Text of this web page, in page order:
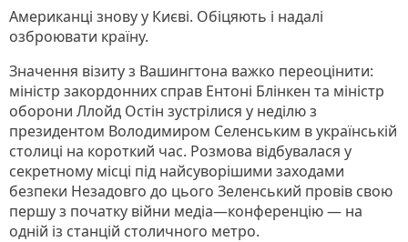
Американці знову у Києві. Обіцяють і надалі
озброювати країну.
Значення візиту з Вашингтона важко переоцінити:
міністр закордонних справ Ентоні Блінкен та міністр
оборони Ллойд Остін зустрілися у неділю з
президентом Володимиром Селенським в українській
столиці на короткий час. Розмова відбувалася у
секретному місці під найсуворішими заходами
безпеки Незадовго до цього Зеленський провів свою
першу з початку війни медіа—конференцію — на
одній із станцій столичного метро.